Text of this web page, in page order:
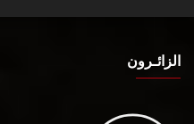
الزائـرون